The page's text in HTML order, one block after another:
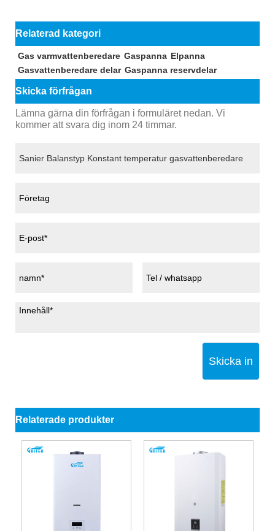
Relaterad kategori
Gas varmvattenberedare Gaspanna Elpanna
Gasvattenberedare delar Gaspanna reservdelar
Skicka förfrågan
Lämna gärna din förfrågan i formuläret nedan. Vi
kommer att svara dig inom 24 timmar.
Skicka in
Relaterade produkter